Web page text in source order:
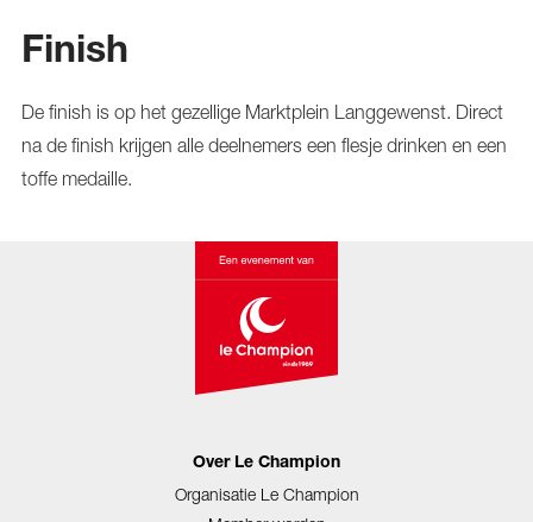
Finish
De finish is op het gezellige Marktplein Langgewenst. Direct
na de finish krijgen alle deelnemers een flesje drinken en een
toffe medaille.
Over Le Champion
Organisatie Le Champion